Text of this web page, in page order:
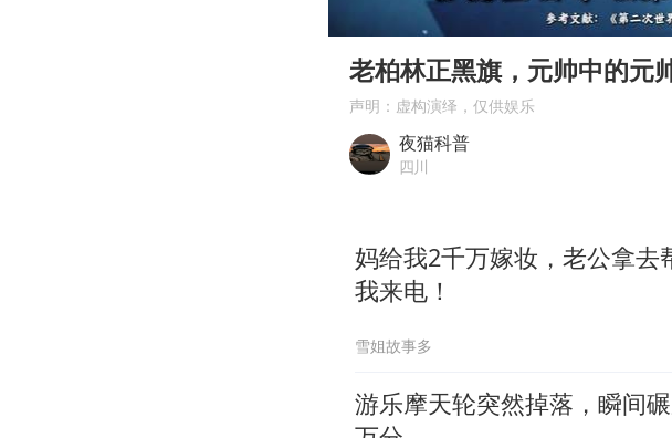
38岁演员求职万
日本试射“战斧”
“新疆阿勒泰八
老柏林正黑旗，元帅中的元
声明：虚构演绎，仅供娱乐
夜猫科普
四川
妈给我2千万嫁妆，老公拿去
我来电！
雪姐故事多
游乐摩天轮突然掉落，瞬间